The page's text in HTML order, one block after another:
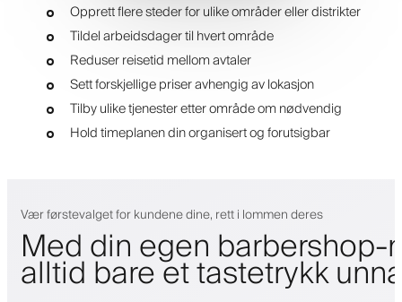
Opprett flere steder for ulike områder eller distrikter
Tildel arbeidsdager til hvert område
Reduser reisetid mellom avtaler
Sett forskjellige priser avhengig av lokasjon
Tilby ulike tjenester etter område om nødvendig
Hold timeplanen din organisert og forutsigbar
Vær førstevalget for kundene dine, rett i lommen deres
Med din egen
alltid bare et tastetrykk